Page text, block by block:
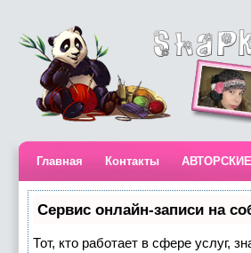
Главная Контакты
Сервис онлайн-записи на
Тот, кто работает в сфере услуг,